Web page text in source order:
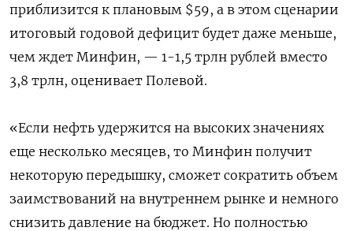
приблизится к плановым $59, а в этом сценарии
итоговый годовой дефицит будет даже меньше,
чем ждет Минфин, — 1-1,5 трлн рублей вместо
3,8 трлн, оценивает Полевой.
«Если нефть удержится на высоких значениях
еще несколько месяцев, то Минфин получит
некоторую передышку, сможет сократить объем
заимствований на внутреннем рынке и немного
снизить давление на бюджет. Но полностью